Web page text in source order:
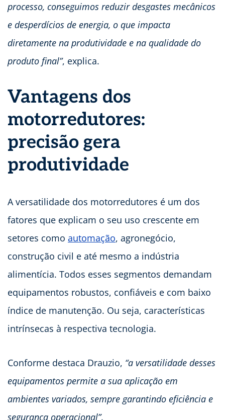
processo, conseguimos reduzir desgastes mecânicos
e desperdícios de energia, o que impacta
diretamente na produtividade e na qualidade do
produto final”, explica.
Vantagens dos
motorredutores:
precisão gera
produtividade
A versatilidade dos motorredutores é um dos
fatores que explicam o seu uso crescente em
setores como automação, agronegócio,
construção civil e até mesmo a indústria
alimentícia. Todos esses segmentos demandam
equipamentos robustos, confiáveis e com baixo
índice de manutenção. Ou seja, características
intrínsecas à respectiva tecnologia.
Conforme destaca Drauzio, “a versatilidade desses
equipamentos permite a sua aplicação em
ambientes variados, sempre garantindo eficiência e
segurança operacional”.